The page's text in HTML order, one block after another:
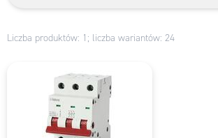
Liczba produktów: 1; liczba wariantów: 24